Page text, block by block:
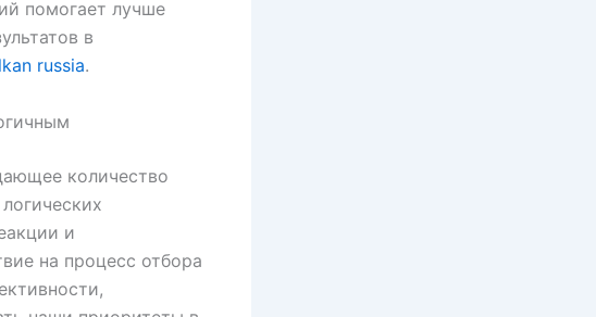
помогает лучше
в
russia.
количество
и
на процесс отбора